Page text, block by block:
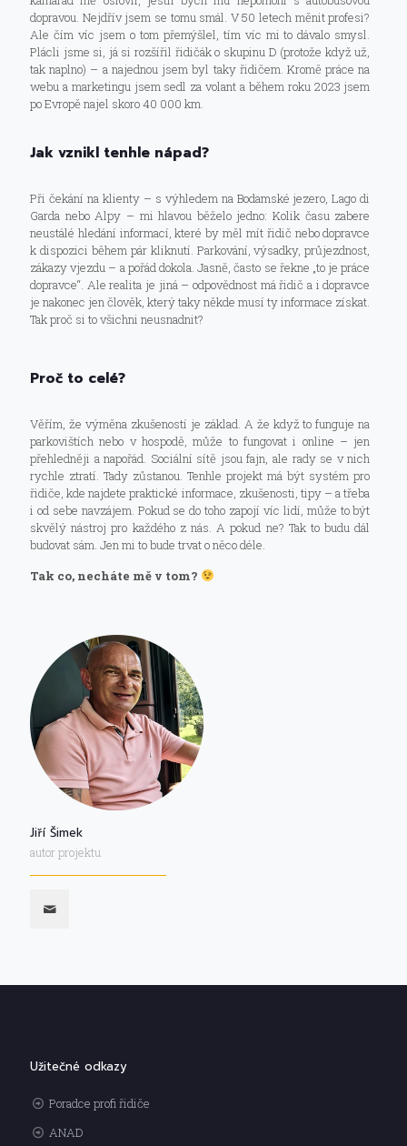
dopravou. Nejdřív jsem se tomu smál. V 50 letech měnit profesi?
Ale čím víc jsem o tom přemýšlel, tím víc mi to dávalo smysl.
Plácli jsme si, já si rozšířil řidičák o skupinu D (protože když už,
tak naplno) – a najednou jsem byl taky řidičem. Kromě práce na
webu a marketingu jsem sedl za volant a během roku 2023 jsem
po Evropě najel skoro 40 000 km.
Jak vznikl tenhle nápad?
Při čekání na klienty – s výhledem na Bodamské jezero, Lago di
Garda nebo Alpy – mi hlavou běželo jedno: Kolik času zabere
neustálé hledání informací, které by měl mít řidič nebo dopravce
k dispozici během pár kliknutí. Parkování, výsadky, průjezdnost,
zákazy vjezdu – a pořád dokola. Jasně, často se řekne „to je práce
dopravce“. Ale realita je jiná – odpovědnost má řidič a i dopravce
je nakonec jen člověk, který taky někde musí ty informace získat.
Tak proč si to všichni neusnadnit?
Proč to celé?
Věřím, že výměna zkušeností je základ. A že když to funguje na
parkovištích nebo v hospodě, může to fungovat i online – jen
přehledněji a napořád. Sociální sítě jsou fajn, ale rady se v nich
rychle ztratí. Tady zůstanou. Tenhle projekt má být systém pro
řidiče, kde najdete praktické informace, zkušenosti, tipy – a třeba
i od sebe navzájem. Pokud se do toho zapojí víc lidí, může to být
skvělý nástroj pro každého z nás. A pokud ne? Tak to budu dál
budovat sám. Jen mi to bude trvat o něco déle.
Tak co, necháte mě v tom?
Jiří Šimek
autor projektu
Užitečné odkazy
Poradce profi řidiče
ANAD